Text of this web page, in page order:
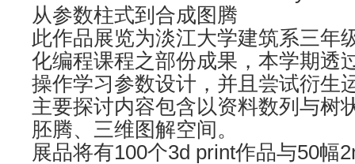
从参数柱式到合成图腾
此作品展览为淡江大学建筑系三年
化编程课程之部份成果，本学期透
操作学习参数设计，并且尝试衍生
主要探讨内容包含以资料数列与树
胚腾、三维图解空间。
展品将有100个3d print作品与50幅